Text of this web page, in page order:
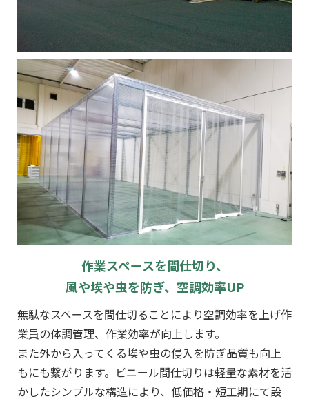
作業スペースを間仕切り、
風や埃や虫を防ぎ、空調効率UP
無駄なスペースを間仕切ることにより空調効率を上げ作
業員の体調管理、作業効率が向上します。
また外から入ってくる埃や虫の侵入を防ぎ品質も向上
もにも繋がります。ビニール間仕切りは軽量な素材を活
かしたシンプルな構造により、低価格・短工期にて設